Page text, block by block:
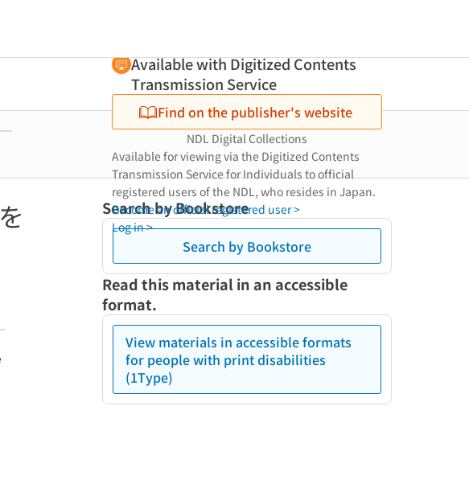
Available with Digitized Contents
Transmission Service
Find on the publisher's website
NDL Digital Collections
Available for viewing via the Digitized Contents
Transmission Service for Individuals to official
registered users of the NDL, who resides in Japan.
Become an official registered user >
Log in >
Search by Bookstore
Search by Bookstore
Read this material in an accessible
format.
View materials in accessible formats
for people with print disabilities
(1Type)